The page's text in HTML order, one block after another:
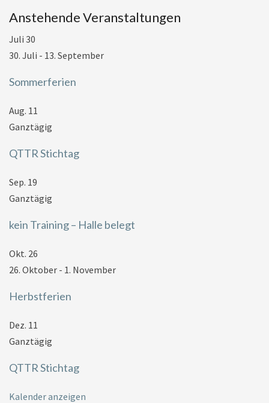
Anstehende Veranstaltungen
Juli 30
30. Juli - 13. September
Sommerferien
Aug. 11
Ganztägig
QTTR Stichtag
Sep. 19
Ganztägig
kein Training – Halle belegt
Okt. 26
26. Oktober - 1. November
Herbstferien
Dez. 11
Ganztägig
QTTR Stichtag
Kalender anzeigen